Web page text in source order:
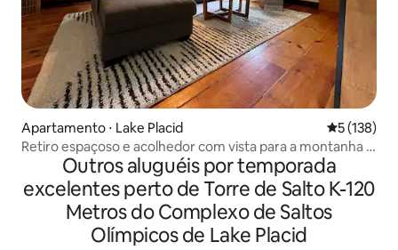
Apartamento ⋅ Lake Placid 5 de uma
5 (138)
Retiro espaçoso e acolhedor com vista para a montanha |
Caminhe até o Main
Outros aluguéis por temporada
excelentes perto de Torre de Salto K-120
Metros do Complexo de Saltos
Olímpicos de Lake Placid